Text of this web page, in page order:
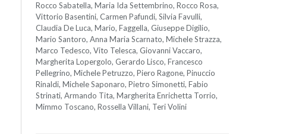
Rocco Sabatella, Maria Ida Settembrino, Rocco Rosa,
Vittorio Basentini, Carmen Pafundi, Silvia Favulli,
Claudia De Luca, Mario, Faggella, Giuseppe Digilio,
Mario Santoro, Anna Maria Scarnato, Michele Strazza,
Marco Tedesco, Vito Telesca, Giovanni Vaccaro,
Margherita Lopergolo, Gerardo Lisco, Francesco
Pellegrino, Michele Petruzzo, Piero Ragone, Pinuccio
Rinaldi, Michele Saponaro, Pietro Simonetti, Fabio
Strinati, Armando Tita, Margherita Enrichetta Torrio,
Mimmo Toscano, Rossella Villani, Teri Volini